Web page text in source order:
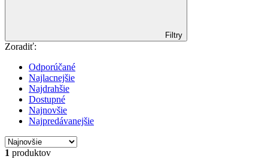
Filtry
Zoradiť:
Odporúčané
Najlacnejšie
Najdrahšie
Dostupné
Najnovšie
Najpredávanejšie
1 produktov